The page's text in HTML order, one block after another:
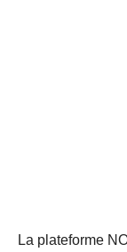
La plateforme